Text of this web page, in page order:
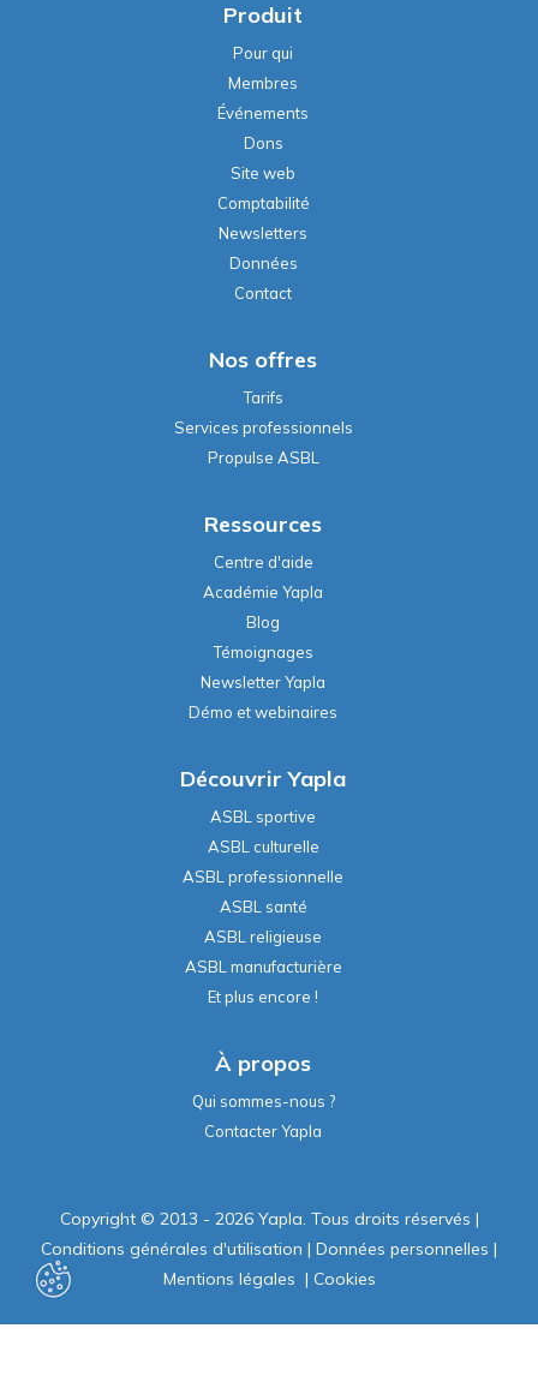
Produit
Pour qui
Membres
Événements
Dons
Site web
Comptabilité
Newsletters
Données
Contact
Nos offres
Tarifs
Services professionnels
Propulse ASBL
Ressources
Centre d'aide
Académie Yapla
Blog
Témoignages
Newsletter Yapla
Démo et webinaires
Découvrir Yapla
ASBL sportive
ASBL culturelle
ASBL professionnelle
ASBL santé
ASBL religieuse
ASBL manufacturière
Et plus encore !
À propos
Qui sommes-nous ?
Contacter Yapla
Copyright © 2013 - 2026 Yapla. Tous droits réservés |
Conditions générales d'utilisation | Données personnelles |
Mentions légales | Cookies